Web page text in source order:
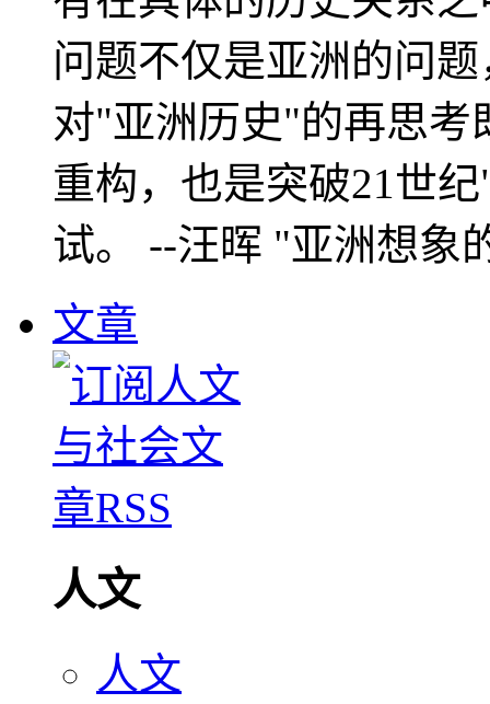
问题不仅是亚洲的问
对"亚洲历史"的再思考
重构，也是突破21世
试。 --汪晖 "亚洲想象
文章
人文
人文